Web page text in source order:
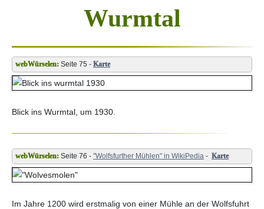
Wurmtal
Seite 75 - Karte
Blick ins Wurmtal, um 1930.
Seite 76 - "Wolfsfurther Mühlen" in WikiPedia - Karte
Im Jahre 1200 wird erstmalig von einer Mühle an der Wolfsfuhrt